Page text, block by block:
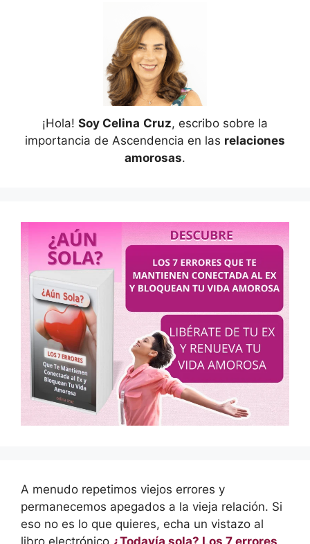
¡Hola! Soy Celina Cruz, escribo sobre la
importancia de Ascendencia en las relaciones
amorosas.
A menudo repetimos viejos errores y
permanecemos apegados a la vieja relación. Si
eso no es lo que quieres, echa un vistazo al
libro electrónico ¿Todavía sola? Los 7 errores